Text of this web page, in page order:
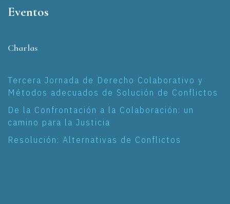
Eventos
Charlas
Tercera Jornada de Derecho Colaborativo y
Métodos adecuados de Solución de Conflictos
De la Confrontación a la Colaboración: un
camino para la Justicia
Resolución: Alternativas de Conflictos